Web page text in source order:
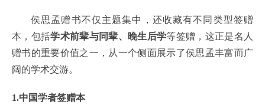
侯思孟赠书不仅主题集中，还收藏有不同类型签赠
本，包括学术前辈与同辈、晚生后学等签赠，这正是名人
赠书的重要价值之一，从一个侧面展示了侯思孟丰富而广
阔的学术交游。
1.中国学者签赠本